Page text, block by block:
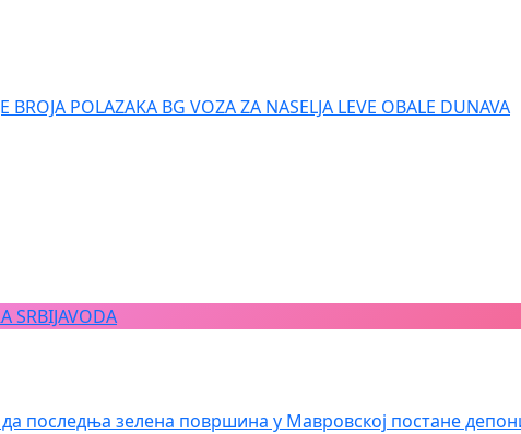
POLAZAKA BG VOZA ZA NASELJA LEVE OBALE DUNAVA
SRBIJAVODA
последња зелена површина у Мавровској постане